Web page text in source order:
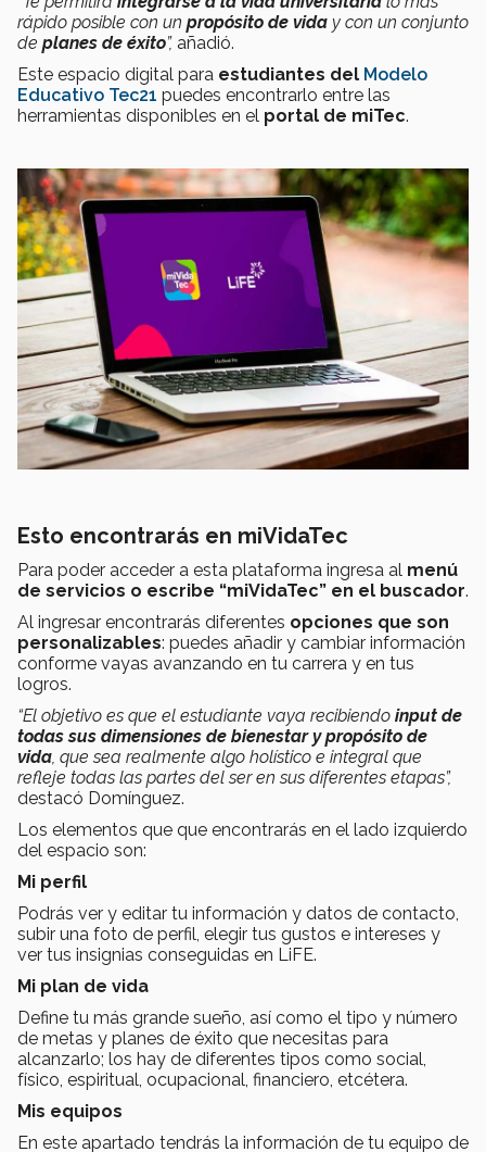
rápido posible con un propósito de vida y con un conjunto
de planes de éxito”, añadió.
Este espacio digital para estudiantes del Modelo
Educativo Tec21 puedes encontrarlo entre las
herramientas disponibles en el portal de miTec.
Esto encontrarás en miVidaTec
Para poder acceder a esta plataforma ingresa al menú
de servicios o escribe “miVidaTec” en el buscador.
Al ingresar encontrarás diferentes opciones que son
personalizables: puedes añadir y cambiar información
conforme vayas avanzando en tu carrera y en tus
logros.
“El objetivo es que el estudiante vaya recibiendo input de
todas sus dimensiones de bienestar y propósito de
vida, que sea realmente algo holístico e integral que
refleje todas las partes del ser en sus diferentes etapas”,
destacó Domínguez.
Los elementos que que encontrarás en el lado izquierdo
del espacio son:
Mi perfil
Podrás ver y editar tu información y datos de contacto,
subir una foto de perfil, elegir tus gustos e intereses y
ver tus insignias conseguidas en LiFE.
Mi plan de vida
Define tu más grande sueño, así como el tipo y número
de metas y planes de éxito que necesitas para
alcanzarlo; los hay de diferentes tipos como social,
físico, espiritual, ocupacional, financiero, etcétera.
Mis equipos
En este apartado tendrás la información de tu equipo de